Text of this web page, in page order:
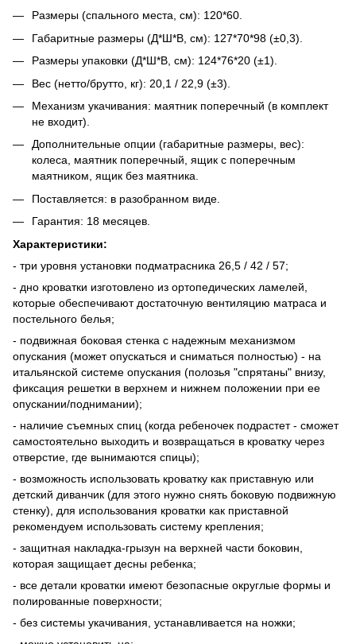
Размеры (спального места, см): 120*60.
Габаритные размеры (Д*Ш*В, см): 127*70*98 (±0,3).
Размеры упаковки (Д*Ш*В, см): 124*76*20 (±1).
Вес (нетто/брутто, кг): 20,1 / 22,9 (±3).
Механизм укачивания: маятник поперечный (в комплект
не входит).
Дополнительные опции (габаритные размеры, вес):
колеса, маятник поперечный, ящик с поперечным
маятником, ящик без маятника.
Поставляется: в разобранном виде.
Гарантия: 18 месяцев.
Характеристики:
- три уровня установки подматрасника 26,5 / 42 / 57;
- дно кроватки изготовлено из ортопедических ламелей,
которые обеспечивают достаточную вентиляцию матраса и
постельного белья;
- подвижная боковая стенка с надежным механизмом
опускания (может опускаться и сниматься полностью) - на
итальянской системе опускания (полозья "спрятаны" внизу,
фиксация решетки в верхнем и нижнем положении при ее
опускании/поднимании);
- наличие съемных спиц (когда ребеночек подрастет - сможет
самостоятельно выходить и возвращаться в кроватку через
отверстие, где вынимаются спицы);
- возможность использовать кроватку как приставную или
детский диванчик (для этого нужно снять боковую подвижную
стенку), для использования кроватки как приставной
рекомендуем использовать систему крепления;
- защитная накладка-грызун на верхней части боковин,
которая защищает десны ребенка;
- все детали кроватки имеют безопасные округлые формы и
полированные поверхности;
- без системы укачивания, устанавливается на ножки;